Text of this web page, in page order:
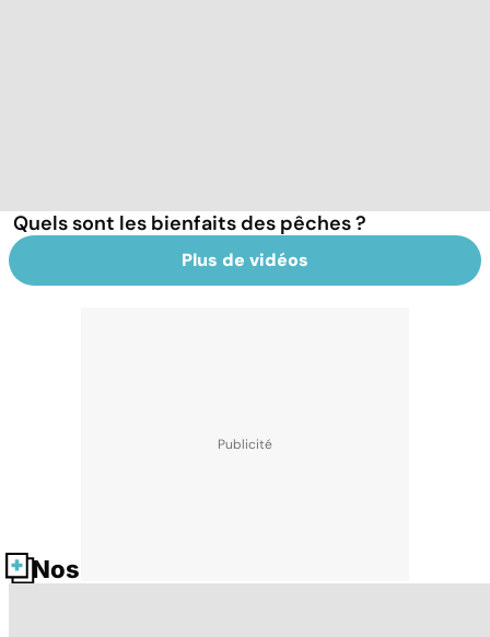
Quels sont les bienfaits des pêches ?
Plus de vidéos
Nos fiches santé